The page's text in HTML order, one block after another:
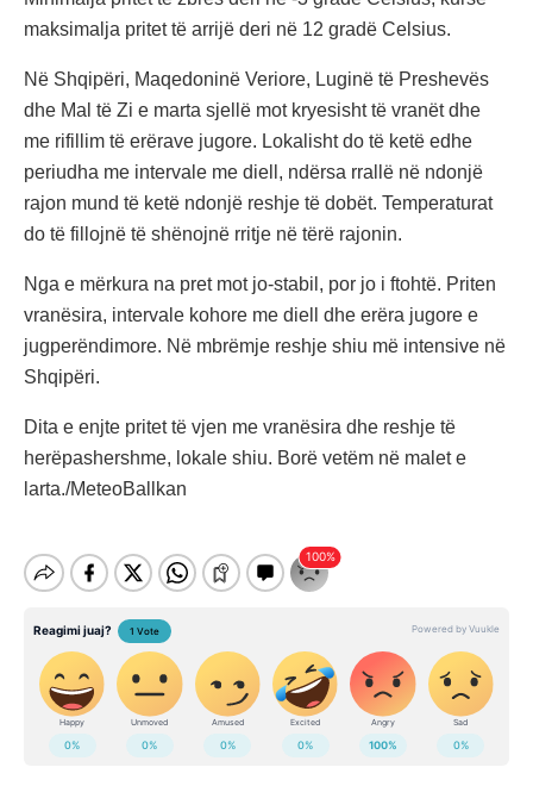
maksimalja pritet të arrijë deri në 12 gradë Celsius.
Në Shqipëri, Maqedoninë Veriore, Luginë të Preshevës
dhe Mal të Zi e marta sjellë mot kryesisht të vranët dhe
me rifillim të erërave jugore. Lokalisht do të ketë edhe
periudha me intervale me diell, ndërsa rrallë në ndonjë
rajon mund të ketë ndonjë reshje të dobët. Temperaturat
do të fillojnë të shënojnë rritje në tërë rajonin.
Nga e mërkura na pret mot jo-stabil, por jo i ftohtë. Priten
vranësira, intervale kohore me diell dhe erëra jugore e
jugperëndimore. Në mbrëmje reshje shiu më intensive në
Shqipëri.
Dita e enjte pritet të vjen me vranësira dhe reshje të
herëpashershme, lokale shiu. Borë vetëm në malet e
larta./MeteoBallkan